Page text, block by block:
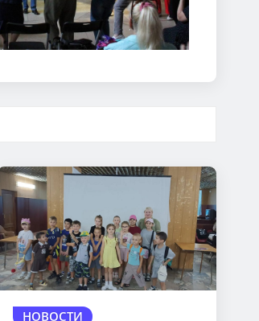
НОВОСТИ